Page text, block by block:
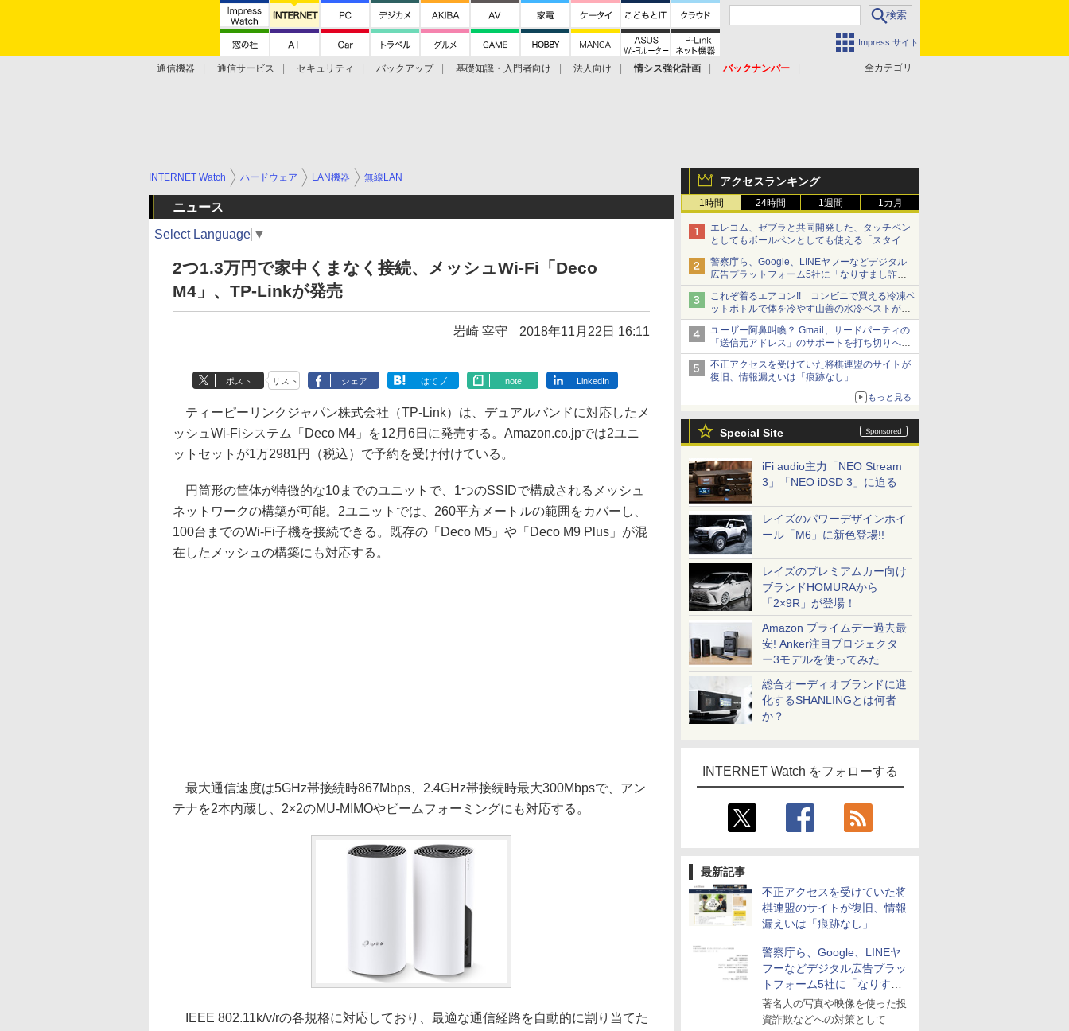
Impress サイト
全カテゴリ
通信機器 通信サービス セキュリティ バックアップ 基礎知識・入門者向け 法人向け 情シス強化計画
バックナンバー
アクセスランキング
1時間 24時間 1週間 1カ月
エレコム、ゼブラと共同開発した、タッチペン
としてもボールペンとしても使える「スタイラ
スツーウェイ」発売 iPadにも紙にも、持ち替
えずに書き込める
警察庁ら、Google、LINEヤフーなどデジタル
広告プラットフォーム5社に「なりすまし詐欺
広告」対策強化を要請 著名人の写真や映像を
使った投資詐欺などへの対策として
これぞ着るエアコン!! コンビニで買える冷凍ペ
ットボトルで体を冷やす山善の水冷ベストがロ
ードバイクにちょうどいい【ぼっち・ざ・ろー
ど！その14】【空いた時間でなにしてる？】
ユーザー阿鼻叫喚？ Gmail、サードパーティの
「送信元アドレス」のサポートを打ち切りへ
【やじうまWatch】
不正アクセスを受けていた将棋連盟のサイトが
復旧、情報漏えいは「痕跡なし」
もっと見る
Special Site
iFi audio主力「NEO Stream
3」「NEO iDSD 3」に迫る
レイズのパワーデザインホイ
ール「M6」に新色登場!!
レイズのプレミアムカー向け
ブランドHOMURAから
「2×9R」が登場！
Amazon プライムデー過去最
安! Anker注目プロジェクタ
ー3モデルを使ってみた
総合オーディオブランドに進
化するSHANLINGとは何者
か？
INTERNET Watch をフォローする
最新記事
不正アクセスを受けていた将
棋連盟のサイトが復旧、情報
漏えいは「痕跡なし」
警察庁ら、Google、LINEヤ
フーなどデジタル広告プラッ
トフォーム5社に「なりすま
し詐欺広告」対策強化を要請
著名人の写真や映像を使った投
資詐欺などへの対策として
INTERNET Watch ハードウェア LAN機器 無線LAN
ニュース
Select Language ▼
2つ1.3万円で家中くまなく接続、メッシュWi-Fi「Deco
M4」、TP-Linkが発売
岩崎 宰守 2018年11月22日 16:11
ポスト リスト シェア はてブ note LinkedIn
ティーピーリンクジャパン株式会社（TP-Link）は、デュアルバンドに対応したメ
ッシュWi-Fiシステム「Deco M4」を12月6日に発売する。Amazon.co.jpでは2ユニ
ットセットが1万2981円（税込）で予約を受け付けている。
円筒形の筐体が特徴的な10までのユニットで、1つのSSIDで構成されるメッシュ
ネットワークの構築が可能。2ユニットでは、260平方メートルの範囲をカバーし、
100台までのWi-Fi子機を接続できる。既存の「Deco M5」や「Deco M9 Plus」が混
在したメッシュの構築にも対応する。
最大通信速度は5GHz帯接続時867Mbps、2.4GHz帯接続時最大300Mbpsで、アン
テナを2本内蔵し、2×2のMU-MIMOやビームフォーミングにも対応する。
IEEE 802.11k/v/rの各規格に対応しており、最適な通信経路を自動的に割り当てた